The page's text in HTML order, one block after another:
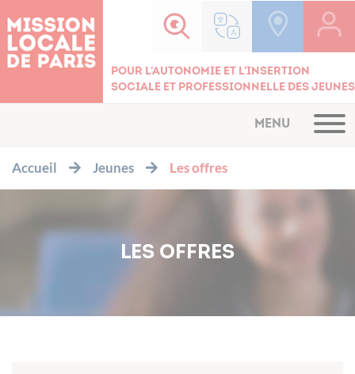
Pour l'autonomie et l'insertion
sociale et professionnelle des jeunes
MENU
Accueil Jeunes Les offres
LES OFFRES